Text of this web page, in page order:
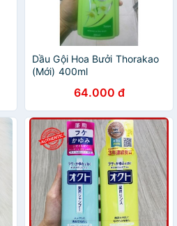
Dầu Gội Hoa Bưởi Thorakao
(Mới) 400ml
64.000 đ